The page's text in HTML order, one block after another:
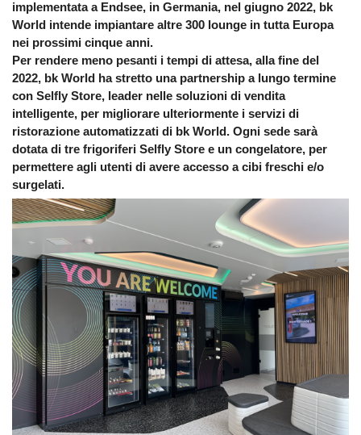
implementata a Endsee, in Germania, nel giugno 2022, bk
World intende impiantare altre 300 lounge in tutta Europa
nei prossimi cinque anni.
Per rendere meno pesanti i tempi di attesa, alla fine del
2022, bk World ha stretto una partnership a lungo termine
con Selfly Store, leader nelle soluzioni di vendita
intelligente, per migliorare ulteriormente i servizi di
ristorazione automatizzati di bk World. Ogni sede sarà
dotata di tre frigoriferi Selfly Store e un congelatore, per
permettere agli utenti di avere accesso a cibi freschi e/o
surgelati.